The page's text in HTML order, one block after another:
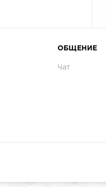
ОБЩЕНИЕ
Чат